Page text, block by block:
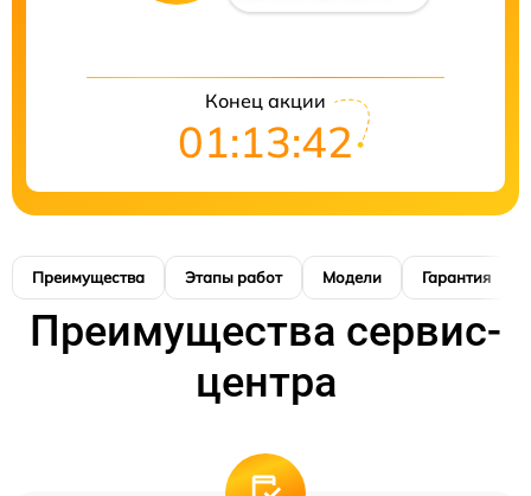
Конец акции
01:13:41
Преимущества Этапы работ Модели Гарантия
Преимущества сервис-
центра